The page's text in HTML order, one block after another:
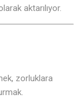
aktarılıyor.
zorluklara